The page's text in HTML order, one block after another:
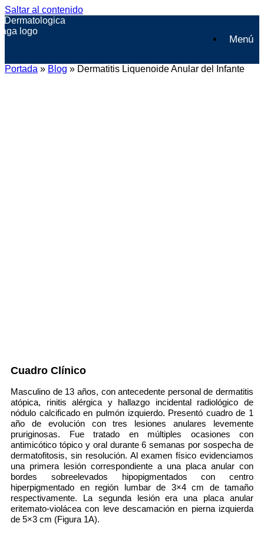
Saltar al contenido
Menú
Portada » Blog » Dermatitis Liquenoide Anular del Infante
Cuadro Clínico
Masculino de 13 años, con antecedente personal de dermatitis
atópica, rinitis alérgica y hallazgo incidental radiológico de
nódulo calcificado en pulmón izquierdo. Presentó cuadro de 1
año de evolución con tres lesiones anulares levemente
pruriginosas. Fue tratado en múltiples ocasiones con
antimicótico tópico y oral durante 6 semanas por sospecha de
dermatofitosis, sin resolución. Al examen físico evidenciamos
una primera lesión correspondiente a una placa anular con
bordes sobreelevados hipopigmentados con centro
hiperpigmentado en región lumbar de 3×4 cm de tamaño
respectivamente. La segunda lesión era una placa anular
eritemato-violácea con leve descamación en pierna izquierda
de 5×3 cm (Figura 1A).